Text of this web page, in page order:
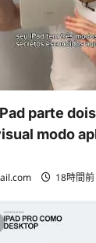
parte
modo
18時間前